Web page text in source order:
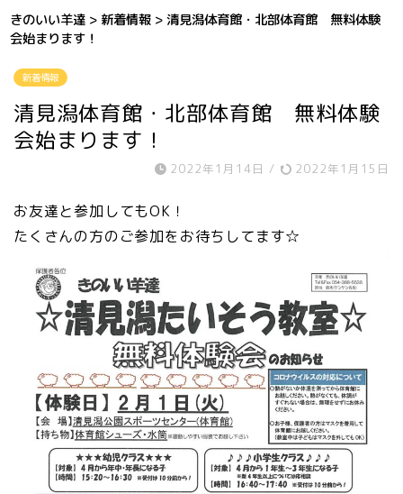
きのいい羊達 > 新着情報 >清見潟体育館・北部体育館 無料体験
会始まります！
新着情報
清見潟体育館・北部体育館 無料体験
会始まります！
2022年1月14日 / 2022年1月15日
お友達と参加してもOK！
たくさんの方のご参加をお待ちしてます☆